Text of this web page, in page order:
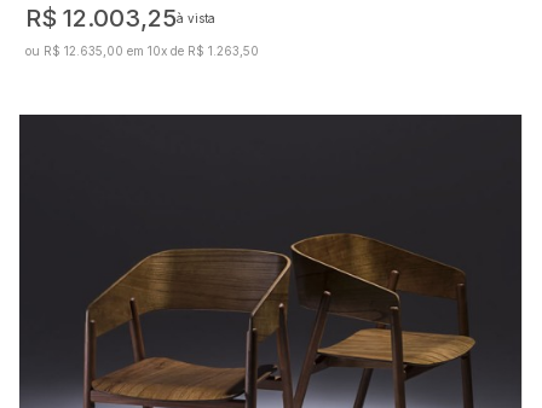
R$ 12.003,25à vista
ou R$ 12.635,00 em 10x de R$ 1.263,50